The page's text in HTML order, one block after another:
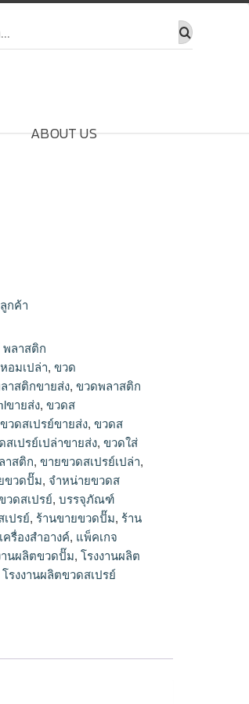
ABOUT US
กค้า
ายส่งขวดสเปรย์,จำหน่าย
รย์,ขวดสเปรย์ขายส่ง,ขวด
ส่ง,ขวดส
รงงานผลิตขวดสเปรย์
ดสเปรย์เปล่า,ขายขวดส
ดสเปรย์เปล่า
ย์,โรงงานผลิตขวด
วดปั๊ม,ขวดปั๊มขายส่ง,ขวด
ขายขวดปั๊ม,ขวดพลาสติก
พลาสติก
อมเปล่า,ขวด
าสติกขายส่ง,ขวดพลาสติก
ขายส่ง,ขวดส
ขวดสเปรย์ขายส่ง,ขวดส
สเปรย์เปล่าขายส่ง,ขวดใส่
าสติก,ขายขวดสเปรย์เปล่า,
ขวดปั๊ม, จำหน่ายขวดส
ดสเปรย์,บรรจุภัณฑ์
ปรย์, ร้านขายขวดปั๊ม, ร้าน
เครื่องสำอางค์, แพ็คเกจ
านผลิตขวดปั๊ม,โรงงานผลิต
โรงงานผลิตขวดสเปรย์